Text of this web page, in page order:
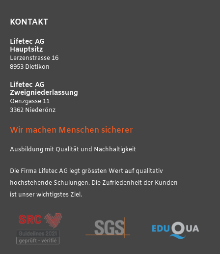
KONTAKT
Lifetec AG
Hauptsitz
Lerzenstrasse 16
8953 Dietikon
Lifetec AG
Zweigniederlassung
Oenzgasse 11
3362 Niederönz
Wir machen Menschen sicherer
Ausbildung mit Qualität und Nachhaltigkeit
Die Firma Lifetec AG legt grössten Wert auf qualitativ
hochstehende Schulungen. Die Zufriedenheit der Kunden
ist unser wichtigstes Ziel.